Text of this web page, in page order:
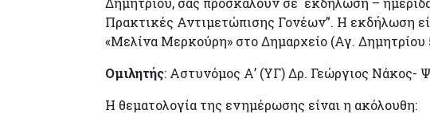
Πρακτικές Αντιμετώπισης Γονέων”. Η εκδήλωση
«Μελίνα Μερκούρη» στο Δημαρχείο (Αγ. Δημητρίου
Ομιλητής: Αστυνόμος Α’ (ΥΓ) Δρ. Γεώργιος Νάκος-
Η θεματολογία της ενημέρωσης είναι η ακόλουθη: